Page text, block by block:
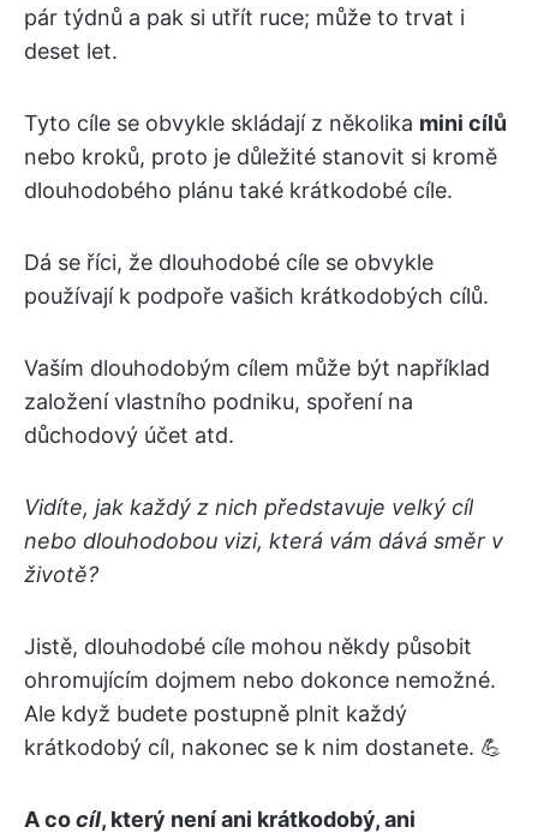
pár týdnů a pak si utřít ruce; může to trvat i
deset let.
Tyto cíle se obvykle skládají z několika mini cílů
nebo kroků, proto je důležité stanovit si kromě
dlouhodobého plánu také krátkodobé cíle.
Dá se říci, že dlouhodobé cíle se obvykle
používají k podpoře vašich krátkodobých cílů.
Vaším dlouhodobým cílem může být například
založení vlastního podniku, spoření na
důchodový účet atd.
Vidíte, jak každý z nich představuje velký cíl
nebo dlouhodobou vizi, která vám dává směr v
životě?
Jistě, dlouhodobé cíle mohou někdy působit
ohromujícím dojmem nebo dokonce nemožné.
Ale když budete postupně plnit každý
krátkodobý cíl, nakonec se k nim dostanete. 💪
A cocíl, který není ani krátkodobý, ani